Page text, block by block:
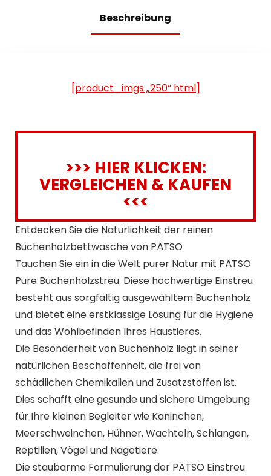
Beschreibung
[product_imgs „250“ html]
>>> HIER KLICKEN:
VERGLEICHEN & KAUFEN
<<<
Entdecken Sie die Natürlichkeit der reinen
Buchenholzbettwäsche von PÄTSO
Tauchen Sie ein in die Welt purer Natur mit PÄTSO
Pure Buchenholzstreu. Diese hochwertige Einstreu
besteht aus sorgfältig ausgewähltem Buchenholz
und bietet eine erstklassige Lösung für die Hygiene
und das Wohlbefinden Ihres Haustieres.
Die Besonderheit von Buchenholz liegt in seiner
natürlichen Beschaffenheit, die frei von
schädlichen Chemikalien und Zusatzstoffen ist.
Dies schafft eine gesunde und sichere Umgebung
für Ihre kleinen Begleiter wie Kaninchen,
Meerschweinchen, Hühner, Wachteln, Schlangen,
Reptilien, Vögel und Nagetiere.
Die staubarme Formulierung der PÄTSO Einstreu